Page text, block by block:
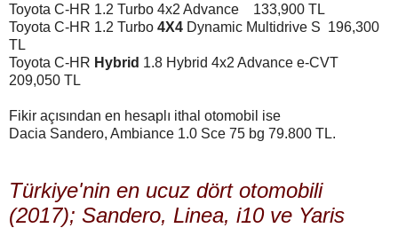
Toyota C-HR 1.2 Turbo 4x2 Advance 133,900 TL
Toyota C-HR 1.2 Turbo 4X4 Dynamic Multidrive S 196,300
TL
Toyota C-HR Hybrid 1.8 Hybrid 4x2 Advance e-CVT
209,050 TL
Fikir açısından en hesaplı ithal otomobil ise
Dacia Sandero, Ambiance 1.0 Sce 75 bg 79.800 TL.
Türkiye'nin en ucuz dört otomobili
(2017); Sandero, Linea, i10 ve Yaris